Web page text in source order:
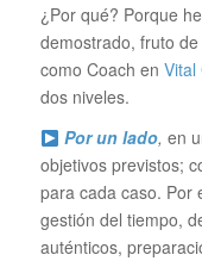
¿Por qué? Porque
demostrado, fruto
como Coach en Vital
dos niveles.
Por un lado, en
objetivos previstos;
para cada caso. Por
gestión del tiempo,
auténticos,